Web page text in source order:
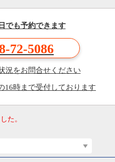
でも予約できます
72-5086
況をお問合せください
16時まで受付しております
た。